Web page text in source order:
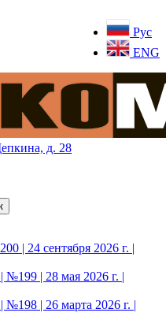
Рус
ENG
д. 28
| 24 сентября 2026 г. |
| 28 мая 2026 г. |
| 26 марта 2026 г. |